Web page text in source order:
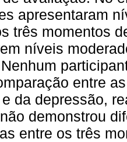
apresentaram
três momentos
níveis
entre
da depressão,
demonstrou
entre os três